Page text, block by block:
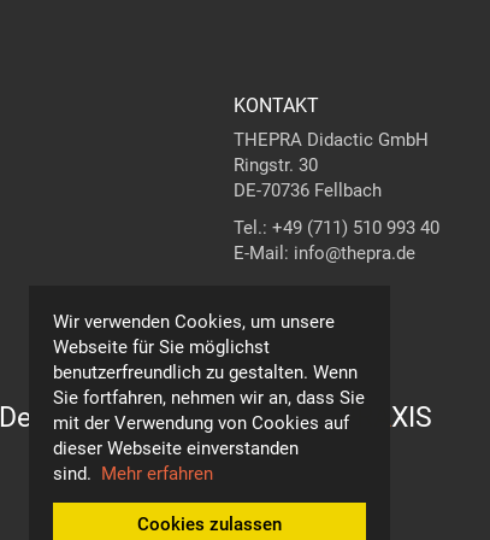
Wir verwenden Cookies, um unsere
Webseite für Sie möglichst
benutzerfreundlich zu gestalten. Wenn
Sie fortfahren, nehmen wir an, dass Sie
mit der Verwendung von Cookies auf
dieser Webseite einverstanden
sind. Mehr erfahren
Cookies zulassen
KONTAKT
THEPRA Didactic GmbH
Ringstr. 30
DE-70736 Fellbach
Tel.: +49 (711) 510 993 40
E-Mail: info@thepra.de
Der Maßstab inTHEORIE +PRAXIS
Technische Änderungen vorbehalten!
© THEPRA Didactic GmbH